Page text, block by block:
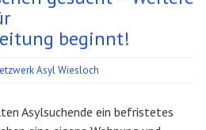
beginnt!
Asyl Wiesloch
Asylsuchende ein befristetes